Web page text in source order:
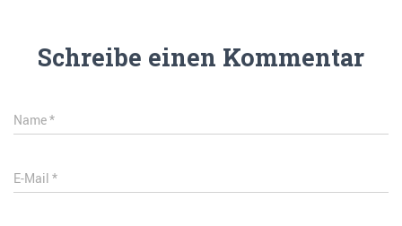
Schreibe einen Kommentar
Name*
E-Mail *